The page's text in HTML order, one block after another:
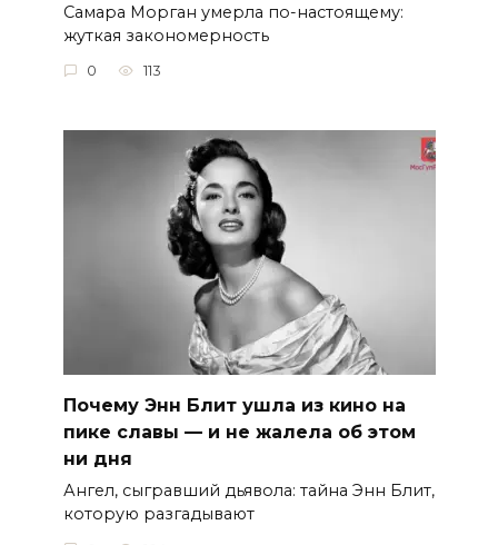
Самара Морган умерла по-настоящему:
жуткая закономерность
0 113
Почему Энн Блит ушла из кино на
пике славы — и не жалела об этом
ни дня
Ангел, сыгравший дьявола: тайна Энн Блит,
которую разгадывают